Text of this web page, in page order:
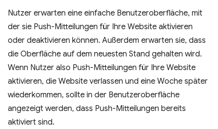
Nutzer erwarten eine einfache Benutzeroberfläche, mit
der sie Push-Mitteilungen für Ihre Website aktivieren
oder deaktivieren können. Außerdem erwarten sie, dass
die Oberfläche auf dem neuesten Stand gehalten wird.
Wenn Nutzer also Push-Mitteilungen für Ihre Website
aktivieren, die Website verlassen und eine Woche später
wiederkommen, sollte in der Benutzeroberfläche
angezeigt werden, dass Push-Mitteilungen bereits
aktiviert sind.